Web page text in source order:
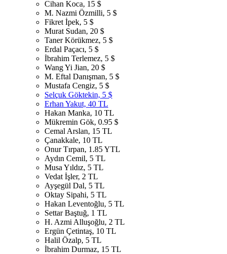
Cihan Koca, 15 $
M. Nazmi Özmilli, 5 $
Fikret İpek, 5 $
Murat Sudan, 20 $
Taner Körükmez, 5 $
Erdal Paçacı, 5 $
İbrahim Terlemez, 5 $
Wang Yi Jian, 20 $
M. Eftal Danışman, 5 $
Mustafa Cengiz, 5 $
Selçuk Göktekin, 5 $
Erhan Yakut, 40 TL
Hakan Manka, 10 TL
Mükremin Gök, 0.95 $
Cemal Arslan, 15 TL
Çanakkale, 10 TL
Onur Tırpan, 1.85 YTL
Aydın Cemil, 5 TL
Musa Yıldız, 5 TL
Vedat İşler, 2 TL
Ayşegül Dal, 5 TL
Oktay Sipahi, 5 TL
Hakan Leventoğlu, 5 TL
Settar Baştuğ, 1 TL
H. Azmi Alluşoğlu, 2 TL
Ergün Çetintaş, 10 TL
Halil Özalp, 5 TL
İbrahim Durmaz, 15 TL